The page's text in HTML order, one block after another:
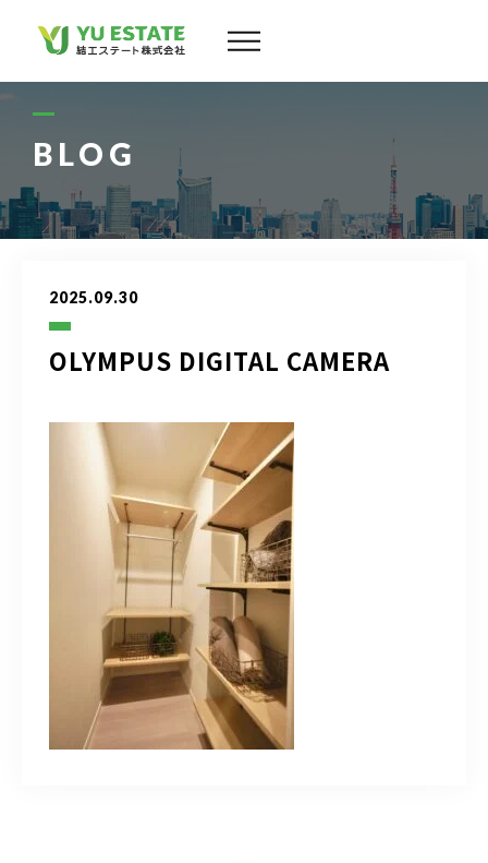
BLOG
2025.09.30
OLYMPUS DIGITAL CAMERA
物件情報
お客様の声
よくある質問
ブログ
アクセス
03-6909-2648
営業時間 10：00～19：00（定休日 水曜日）